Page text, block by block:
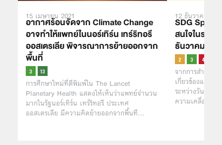
15 เมษายน 2021
อากาศร้อนจัดจาก Climate Change
อาจทำให้แพทย์ในนอร์เทิร์น เทร์ริทอรี
ออสเตรเลีย พิจารณาการย้ายออกจาก
พื้นที่
การศึกษาใหม่ที่ตีพิมพ์ใน The Lancet
Planetary Health แสดงให้เห็นว่าแพทย์จำนวน
มากในรัฐนอร์เทิร์น เทร์ริทอรี ประเทศ
ออสเตรเลีย มีความคิดย้ายออกจากพื้นที…
12 ธันวาคม
SDG
สนใจในรอบ
ธันวาคม
จากการสำรวจ
เกี่ยวข้องและส่
ระหว่างวันที่ 5
ความเคลื่อนไ